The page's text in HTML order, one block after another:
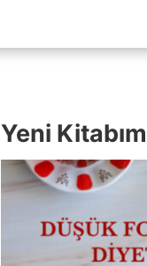
Yeni Kitabım